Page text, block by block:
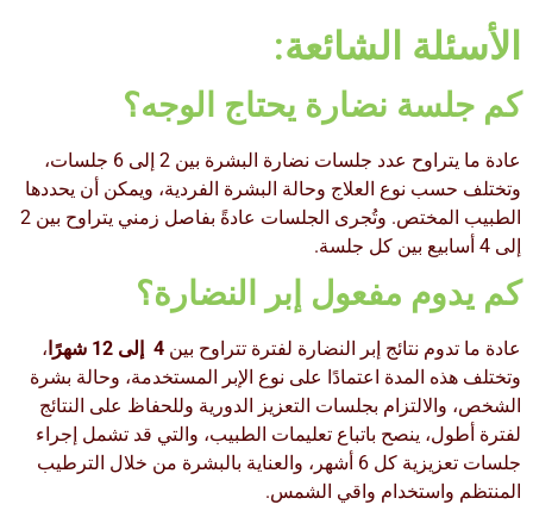
الأسئلة الشائعة:
كم جلسة نضارة يحتاج الوجه؟
عادة ما يتراوح عدد جلسات نضارة البشرة بين 2 إلى 6 جلسات،
وتختلف حسب نوع العلاج وحالة البشرة الفردية، ويمكن أن يحددها
الطبيب المختص. وتُجرى الجلسات عادةً بفاصل زمني يتراوح بين 2
إلى 4 أسابيع بين كل جلسة.
كم يدوم مفعول إبر النضارة؟
عادة ما تدوم نتائج إبر النضارة لفترة تتراوح بين 4 إلى 12 شهرًا
،
وتختلف هذه المدة اعتمادًا على نوع الإبر المستخدمة، وحالة بشرة
الشخص، والالتزام بجلسات التعزيز الدورية وللحفاظ على النتائج
لفترة أطول، ينصح باتباع تعليمات الطبيب، والتي قد تشمل إجراء
جلسات تعزيزية كل 6 أشهر، والعناية بالبشرة من خلال الترطيب
المنتظم واستخدام واقي الشمس.